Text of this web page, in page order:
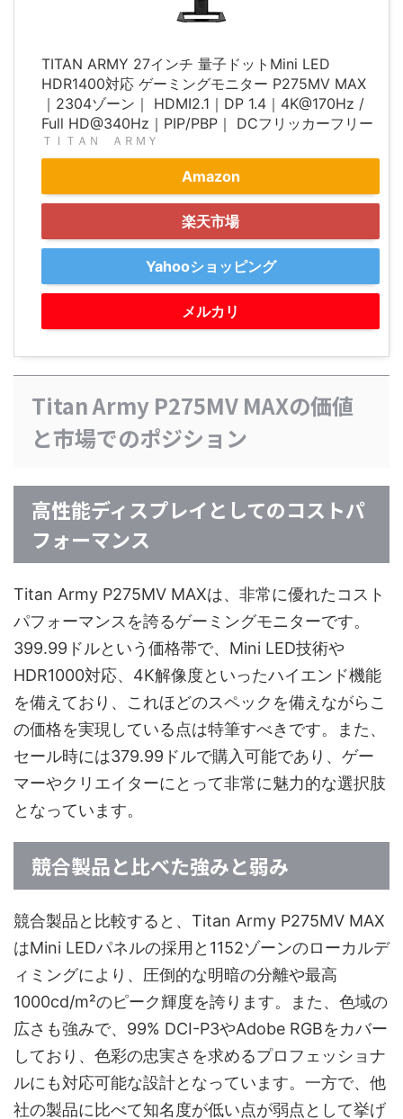
TITAN ARMY 27インチ 量子ドットMini LED
HDR1400対応 ゲーミングモニター P275MV MAX
｜2304ゾーン｜ HDMI2.1｜DP 1.4｜4K@170Hz /
Full HD@340Hz｜PIP/PBP｜ DCフリッカーフリー
ＴＩＴＡＮ ＡＲＭＹ
Amazon
楽天市場
Yahooショッピング
メルカリ
Titan Army P275MV MAXの価値
と市場でのポジション
高性能ディスプレイとしてのコストパ
フォーマンス
Titan Army P275MV MAXは、非常に優れたコスト
パフォーマンスを誇るゲーミングモニターです。
399.99ドルという価格帯で、Mini LED技術や
HDR1000対応、4K解像度といったハイエンド機能
を備えており、これほどのスペックを備えながらこ
の価格を実現している点は特筆すべきです。また、
セール時には379.99ドルで購入可能であり、ゲー
マーやクリエイターにとって非常に魅力的な選択肢
となっています。
競合製品と比べた強みと弱み
競合製品と比較すると、Titan Army P275MV MAX
はMini LEDパネルの採用と1152ゾーンのローカルデ
ィミングにより、圧倒的な明暗の分離や最高
1000cd/m²のピーク輝度を誇ります。また、色域の
広さも強みで、99% DCI-P3やAdobe RGBをカバー
しており、色彩の忠実さを求めるプロフェッショナ
ルにも対応可能な設計となっています。一方で、他
社の製品に比べて知名度が低い点が弱点として挙げ